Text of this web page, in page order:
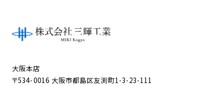
大阪本店
〒534-0016 大阪市都島区友渕町1-3-23-111